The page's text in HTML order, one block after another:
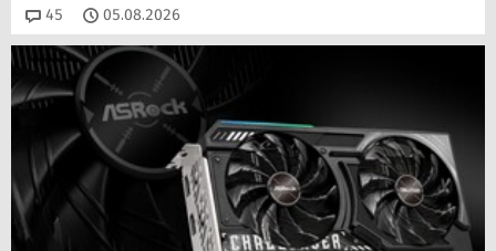
45 Kommentare
05.08.2026